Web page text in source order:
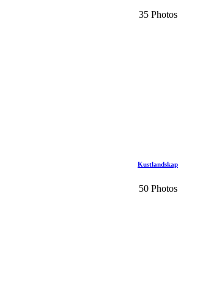
35 Photos
Kustlandskap
50 Photos